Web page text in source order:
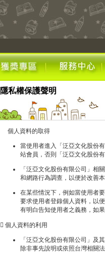
隱私權保護聲明
個人資料的取得
當使用者進入「泛亞文化股份
站會員，否則「泛亞文化股份
「泛亞文化股份有限公司」相
和網路行為調查，以便於改善
在某些情況下，例如當使用者
要求使用者登錄個人資料，以
有明白告知使用者之義務，如
 個人資料的利用
「泛亞文化股份有限公司」及
除非事先說明或依照台灣相關